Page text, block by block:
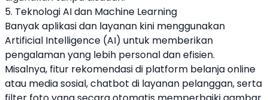
5. Teknologi AI dan Machine Learning
Banyak aplikasi dan layanan kini menggunakan
Artificial Intelligence (AI) untuk memberikan
pengalaman yang lebih personal dan efisien.
Misalnya, fitur rekomendasi di platform belanja online
atau media sosial, chatbot di layanan pelanggan, serta